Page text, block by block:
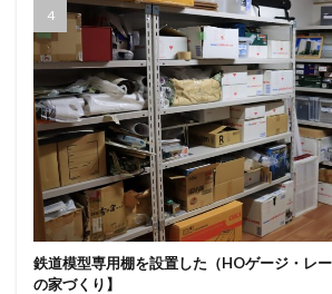
鉄道模型専用棚を設置した（HOゲージ・レ
の家づくり】